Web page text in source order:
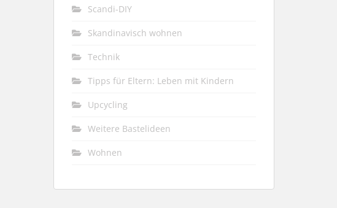
Scandi-DIY
Skandinavisch wohnen
Technik
Tipps für Eltern: Leben mit Kindern
Upcycling
Weitere Bastelideen
Wohnen